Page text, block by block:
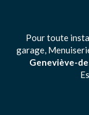
Pour toute
garage,
Geneviève-